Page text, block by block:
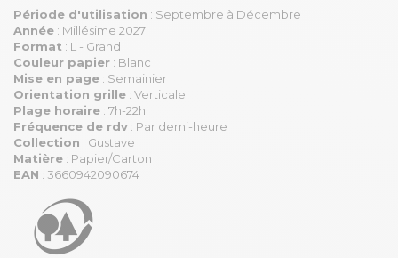
Période d'utilisation : Septembre à Décembre
Année : Millésime 2027
Format : L - Grand
Couleur papier : Blanc
Mise en page : Semainier
Orientation grille : Verticale
Plage horaire : 7h-22h
Fréquence de rdv : Par demi-heure
Collection : Gustave
Matière : Papier/Carton
EAN : 3660942090674